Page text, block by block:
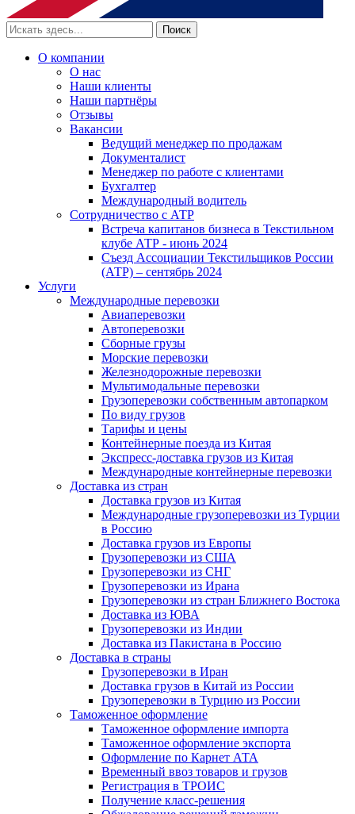
Поиск
О компании
О нас
Наши клиенты
Наши партнёры
Отзывы
Вакансии
Ведущий менеджер по продажам
Документалист
Менеджер по работе с клиентами
Бухгалтер
Международный водитель
Сотрудничество с АТР
Встреча капитанов бизнеса в Текстильном
клубе АТР - июнь 2024
Съезд Ассоциации Текстильщиков России
(АТР) – сентябрь 2024
Услуги
Международные перевозки
Авиаперевозки
Автоперевозки
Сборные грузы
Морские перевозки
Железнодорожные перевозки
Мультимодальные перевозки
Грузоперевозки собственным автопарком
По виду грузов
Тарифы и цены
Контейнерные поезда из Китая
Экспресс-доставка грузов из Китая
Международные контейнерные перевозки
Доставка из стран
Доставка грузов из Китая
Международные грузоперевозки из Турции
в Россию
Доставка грузов из Европы
Грузоперевозки из США
Грузоперевозки из СНГ
Грузоперевозки из Ирана
Грузоперевозки из стран Ближнего Востока
Доставка из ЮВА
Грузоперевозки из Индии
Доставка из Пакистана в Россию
Доставка в страны
Грузоперевозки в Иран
Доставка грузов в Китай из России
Грузоперевозки в Турцию из России
Таможенное оформление
Таможенное оформление импорта
Таможенное оформление экспорта
Оформление по Карнет АТА
Временный ввоз товаров и грузов
Регистрация в ТРОИС
Получение класс-решения